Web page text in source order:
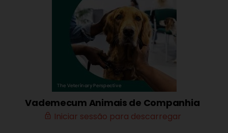
Vademecum Animais de Companhia
lock_outline Iniciar sessão para descarregar